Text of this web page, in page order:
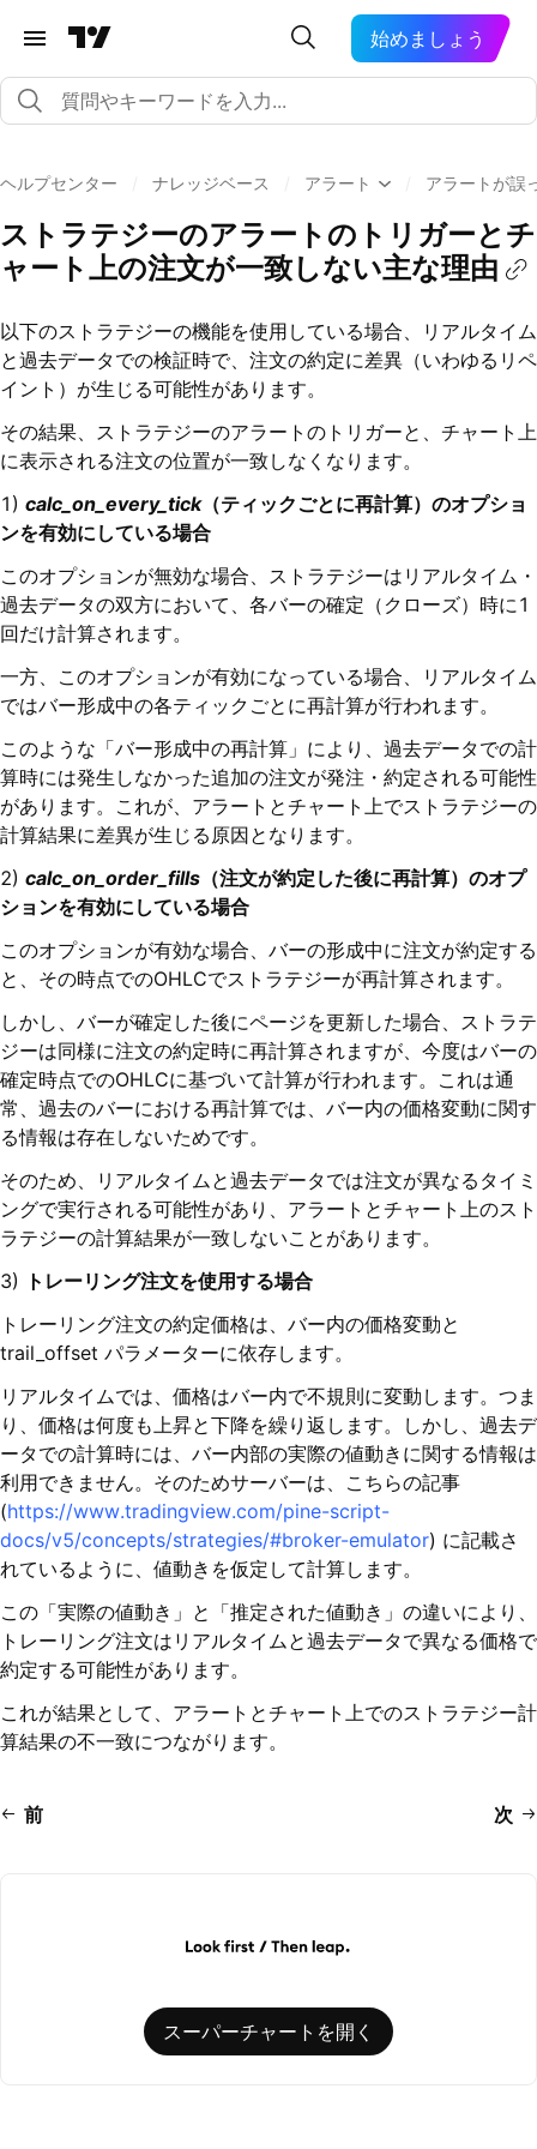
始めましょう
ヘルプセンター ナレッジベース アラート アラートが誤
ストラテジーのアラートのトリガーとチ
ャート上の注文が一致しない主な理由
以下のストラテジーの機能を使用している場合、リアルタイム
と過去データでの検証時で、注文の約定に差異（いわゆるリペ
イント）が生じる可能性があります。
その結果、ストラテジーのアラートのトリガーと、チャート上
に表示される注文の位置が一致しなくなります。
1) calc_on_every_tick（ティックごとに再計算）のオプショ
ンを有効にしている場合
このオプションが無効な場合、ストラテジーはリアルタイム・
過去データの双方において、各バーの確定（クローズ）時に1
回だけ計算されます。
一方、このオプションが有効になっている場合、リアルタイム
ではバー形成中の各ティックごとに再計算が行われます。
このような「バー形成中の再計算」により、過去データでの計
算時には発生しなかった追加の注文が発注・約定される可能性
があります。これが、アラートとチャート上でストラテジーの
計算結果に差異が生じる原因となります。
2) calc_on_order_fills （注文が約定した後に再計算）のオプ
ションを有効にしている場合
このオプションが有効な場合、バーの形成中に注文が約定する
と、その時点でのOHLCでストラテジーが再計算されます。
しかし、バーが確定した後にページを更新した場合、ストラテ
ジーは同様に注文の約定時に再計算されますが、今度はバーの
確定時点でのOHLCに基づいて計算が行われます。これは通
常、過去のバーにおける再計算では、バー内の価格変動に関す
る情報は存在しないためです。
そのため、リアルタイムと過去データでは注文が異なるタイミ
ングで実行される可能性があり、アラートとチャート上のスト
ラテジーの計算結果が一致しないことがあります。
3)
トレーリング注文を使用する場合
トレーリング注文の約定価格は、バー内の価格変動と
trail_offset パラメーターに依存します。
リアルタイムでは、価格はバー内で不規則に変動します。つま
り、価格は何度も上昇と下降を繰り返します。しかし、過去デ
ータでの計算時には、バー内部の実際の値動きに関する情報は
利用できません。そのためサーバーは、こちらの記事
(https://www.tradingview.com/pine-script-
docs/v5/concepts/strategies/#broker-emulator) に記載さ
れているように、値動きを仮定して計算します。
この「実際の値動き」と「推定された値動き」の違いにより、
トレーリング注文はリアルタイムと過去データで異なる価格で
約定する可能性があります。
これが結果として、アラートとチャート上でのストラテジー計
算結果の不一致につながります。
前 次
スーパーチャートを開く